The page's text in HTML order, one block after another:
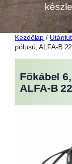
Kezdőlap /
pólusú, ALFA-B
Főkábel
ALFA-B